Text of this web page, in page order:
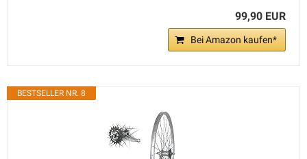
99,90 EUR
Bei Amazon kaufen*
BESTSELLER NR. 8